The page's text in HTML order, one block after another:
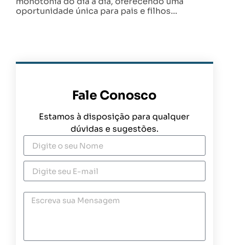
oportunidade única para pais e filhos…
Fale Conosco
Estamos à disposição para qualquer
dúvidas e sugestões.